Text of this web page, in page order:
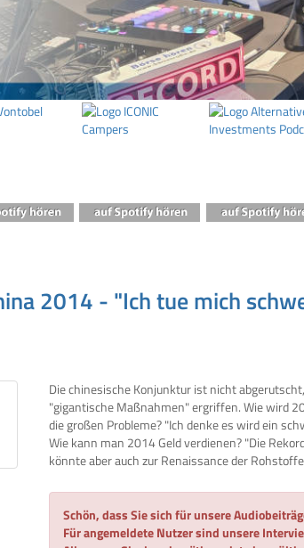
2014 - "Ich tue mich
Die chinesische Konjunktur ist nicht
"gigantische Maßnahmen" ergriffen. Wie wird
die großen Probleme? "Ich denke es wird ein
Wie kann man 2014 Geld verdienen? "Die
könnte aber auch zur Renaissance der
Schön, dass Sie sich für unsere
Für angemeldete Nutzer sind unsere